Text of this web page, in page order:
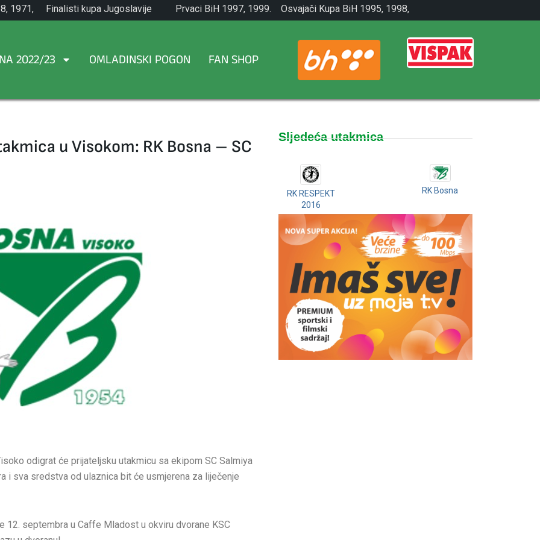
1971,
Finalisti kupa Jugoslavije
1965.
Prvaci BiH 1997, 1999.
Osvajači Kupa BiH 1995, 1998,
2001.
2022/23 OMLADINSKI POGON FAN SHOP
u Visokom: RK Bosna – SC
odigrat će prijateljsku utakmicu sa ekipom SC Salmiya
i sva sredstva od ulaznica bit će usmjerena za liječenje
12. septembra u Caffe Mladost u okviru dvorane KSC
Sljedeća utakmica
RK RESPEKT
2016
RK Bosna